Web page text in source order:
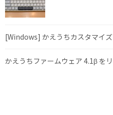
[Windows] かえうちカスタマイ
かえうちファームウェア 4.1β を